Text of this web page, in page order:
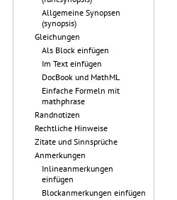
Allgemeine Synopsen
(synopsis)
Gleichungen
Als Block einfügen
Im Text einfügen
DocBook und MathML
Einfache Formeln mit
mathphrase
Randnotizen
Rechtliche Hinweise
Zitate und Sinnsprüche
Anmerkungen
Inlineanmerkungen
einfügen
Blockanmerkungen einfügen